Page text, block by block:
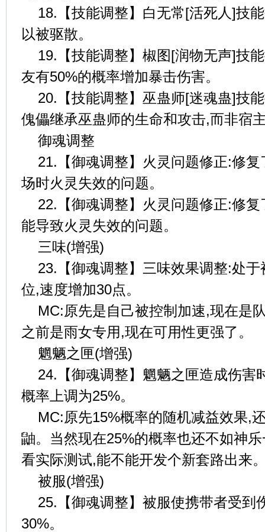
18.【技能调整】白无常[活死人]技
以被驱散。
19.【技能调整】椒图[润物无声]技
友有50%的概率增加暴击伤害。
20.【技能调整】巫蛊师[迷魂蛊]技
傀儡继承巫蛊师的生命和攻击,而非宿
御魂调整
21.【御魂调整】火灵问题修正:修
场时火灵失效的问题。
22.【御魂调整】火灵问题修正:修
能导致火灵失效的问题。
三味(增强)
23.【御魂调整】三味效果调整:处
位,速度增加30点。
MC:原先是自己被控制加速,现在是
之前是雨女专用,现在可用性更强了。
魍魉之匣(增强)
24.【御魂调整】魍魉之匣造成伤害
概率上调为25%。
MC:原先15%概率的随机减益效果,
鼬。当然现在25%的概率也还不如神
看实际测试,能不能开发个新套路出来
被服(增强)
25.【御魂调整】被服使携带者受到
30%。